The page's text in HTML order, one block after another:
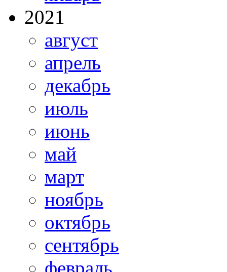
2021
август
апрель
декабрь
июль
июнь
май
март
ноябрь
октябрь
сентябрь